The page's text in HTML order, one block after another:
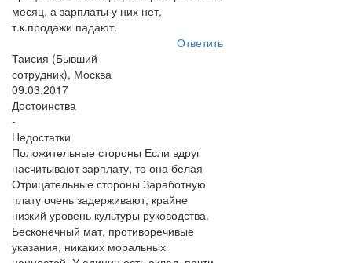
месяц, а зарплаты у них нет,
т.к.продажи падают.
Ответить
Таисия (Бывший
сотрудник), Москва
09.03.2017
Достоинства
-
Недостатки
Положительные стороны Если вдруг
насчитывают зарплату, то она белая
Отрицательные стороны Заработную
плату очень задерживают, крайне
низкий уровень культуры руководства.
Бесконечный мат, противоречивые
указания, никаких моральных